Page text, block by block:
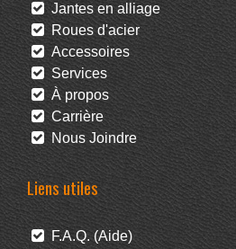
Jantes en alliage
Roues d'acier
Accessoires
Services
À propos
Carrière
Nous Joindre
Liens utiles
F.A.Q. (Aide)